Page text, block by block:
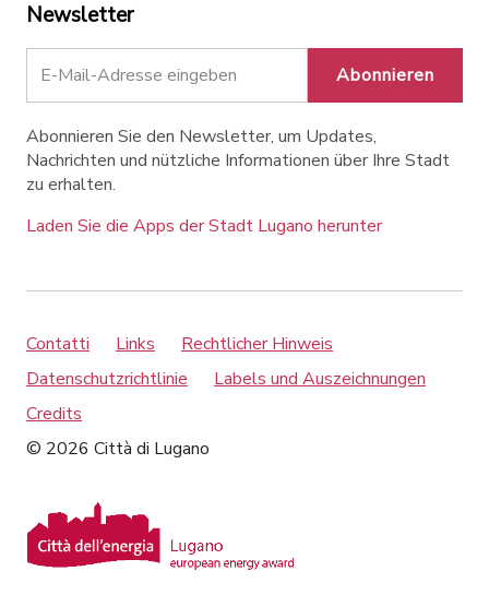
Newsletter
Abonnieren
Abonnieren Sie den Newsletter, um Updates,
Nachrichten und nützliche Informationen über Ihre Stadt
zu erhalten.
Laden Sie die Apps der Stadt Lugano herunter
Contatti Links
Rechtlicher Hinweis
Datenschutzrichtlinie
Labels und Auszeichnungen
Credits
© 2026 Città di Lugano